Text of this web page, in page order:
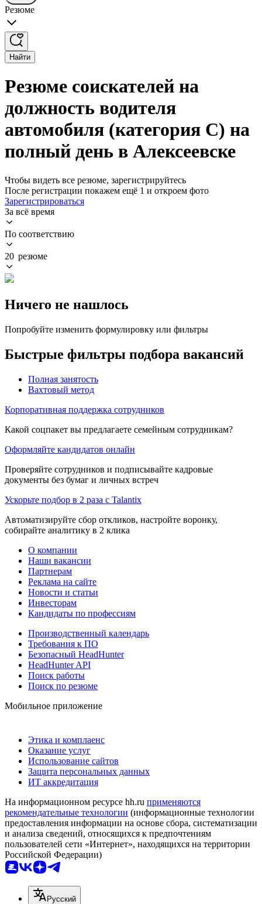
Резюме
Найти
Резюме соискателей на
должность водителя
автомобиля (категория C) на
полный день в Алексеевске
Чтобы видеть все резюме, зарегистрируйтесь
После регистрации покажем ещё 1 и откроем фото
Зарегистрироваться
За всё время
По соответствию
20 резюме
Ничего не нашлось
Попробуйте изменить формулировку или фильтры
Быстрые фильтры подбора вакансий
Полная занятость
Вахтовый метод
Корпоративная поддержка сотрудников
Какой соцпакет вы предлагаете семейным сотрудникам?
Оформляйте кандидатов онлайн
Проверяйте сотрудников и подписывайте кадровые
документы без бумаг и личных встреч
Ускорьте подбор в 2 раза с Talantix
Автоматизируйте сбор откликов, настройте воронку,
собирайте аналитику в 2 клика
О компании
Наши вакансии
Партнерам
Реклама на сайте
Новости и статьи
Инвесторам
Кандидаты по профессиям
Производственный календарь
Требования к ПО
Безопасный HeadHunter
HeadHunter API
Поиск работы
Поиск по резюме
Мобильное приложение
Этика и комплаенс
Оказание услуг
Использование сайтов
Защита персональных данных
ИТ аккредитация
На информационном ресурсе hh.ru применяются
рекомендательные технологии (информационные технологии
предоставления информации на основе сбора, систематизации
и анализа сведений, относящихся к предпочтениям
пользователей сети «Интернет», находящихся на территории
Российской Федерации)
Русский